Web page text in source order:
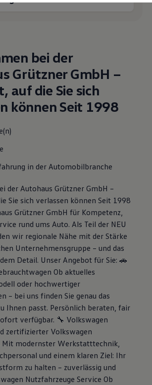
und HU/AU
und Checks
und Flüssigkeiten
und Reifen
und Unfallhilfe
Service
Teile
und Pflege
und Elektronik
und Ladekabel
für Ihr Modell finden
und Fahrzeug verbinden
für Software, Karten und Radio
Kundenbetreuung
und Kontrollleuchten
Betriebsanleitung
Beratung
Unfallhilfe
Kundenbetreuung
bei der
Grützner GmbH –
auf die Sie sich
können Seit 1998
in der Automobilbranche
der Autohaus Grützner GmbH –
Sie sich verlassen können Seit 1998
Grützner GmbH für Kompetenz,
rund ums Auto. Als Teil der NEU
wir regionale Nähe mit der Stärke
Unternehmensgruppe – und das
Detail. Unser Angebot für Sie: 🚗
Ob aktuelles
oder hochwertiger
– bei uns finden Sie genau das
Ihnen passt. Persönlich beraten, fair
verfügbar. 🔧 Volkswagen
zertifizierter Volkswagen
Mit modernster Werkstatttechnik,
und einem klaren Ziel: Ihr
zu halten – zuverlässig und
Nutzfahrzeuge Service Ob